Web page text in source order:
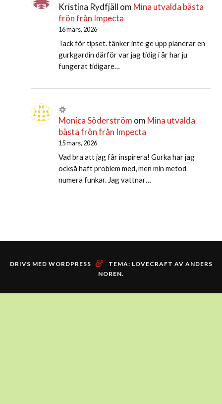
Kristina Rydfjäll om Mina utvalda bästa
frön från Impecta
16 mars, 2026
Tack för tipset. tänker inte ge upp planerar en
gurkgardin därför var jag tidig i år har ju
fungerat tidigare…
Monica Söderström om Mina utvalda
bästa frön från Impecta
15 mars, 2026
Vad bra att jag får inspirera! Gurka har jag
också haft problem med, men min metod
numera funkar. Jag vattnar…
DRIVS MED WORDPRESS & TEMA: LOVECRAFT AV ANDERS
NOREN.